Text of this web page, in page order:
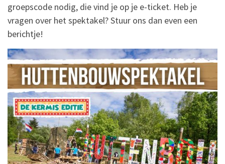
groepscode nodig, die vind je op je e-ticket. Heb je
vragen over het spektakel? Stuur ons dan even een
berichtje!